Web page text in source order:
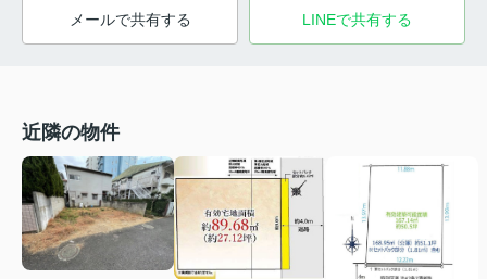
メールで共有する LINEで共有する
近隣の物件